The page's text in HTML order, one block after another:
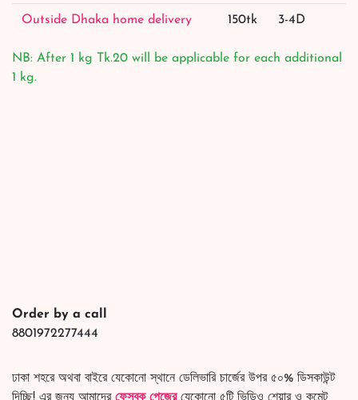
Outside Dhaka home delivery 150tk 3-4D
NB: After 1 kg Tk.20 will be applicable for each additional
1 kg.
What is the price of "Cadbury